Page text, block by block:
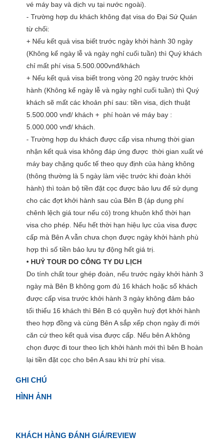
vé máy bay và dịch vụ tại nước ngoài).
- Trường hợp du khách không đạt visa do Đại Sứ Quán
từ chối:
+ Nếu kết quả visa biết trước ngày khởi hành 30 ngày
(Không kể ngày lễ và ngày nghỉ cuối tuần) thì Quý khách
chỉ mất phí visa 5.500.000vnđ/khách
+ Nếu kết quả visa biết trong vòng 20 ngày trước khởi
hành (Không kể ngày lễ và ngày nghỉ cuối tuần) thì Quý
khách sẽ mất các khoản phí sau: tiền visa, dịch thuật
5.500.000 vnđ/ khách + phí hoàn vé máy bay :
5.000.000 vnđ/ khách.
- Trường hợp du khách được cấp visa nhưng thời gian
nhận kết quả visa không đáp ứng được thời gian xuất vé
máy bay chặng quốc tế theo quy định của hàng không
(thông thường là 5 ngày làm việc trước khi đoàn khởi
hành) thì toàn bộ tiền đặt cọc được bảo lưu để sử dụng
cho các đợt khởi hành sau của Bên B (áp dụng phí
chênh lệch giá tour nếu có) trong khuôn khổ thời hạn
visa cho phép. Nếu hết thời hạn hiệu lực của visa được
cấp mà Bên A vẫn chưa chọn được ngày khởi hành phù
hợp thì số tiền bảo lưu tự động hết giá trị.
• HUỶ TOUR DO CÔNG TY DU LỊCH
Do tính chất tour ghép đoàn, nếu trước ngày khởi hành 3
ngày mà Bên B không gom đủ 16 khách hoặc số khách
được cấp visa trước khởi hành 3 ngày không đảm bảo
tối thiểu 16 khách thì Bên B có quyền huỷ đợt khởi hành
theo hợp đồng và cùng Bên A sắp xếp chọn ngày đi mới
căn cứ theo kết quả visa được cấp. Nếu bên A không
chọn được đi tour theo lịch khởi hành mới thì bên B hoàn
lại tiền đặt cọc cho bên A sau khi trừ phí visa.
GHI CHÚ
HÌNH ẢNH
KHÁCH HÀNG ĐÁNH GIÁ/REVIEW